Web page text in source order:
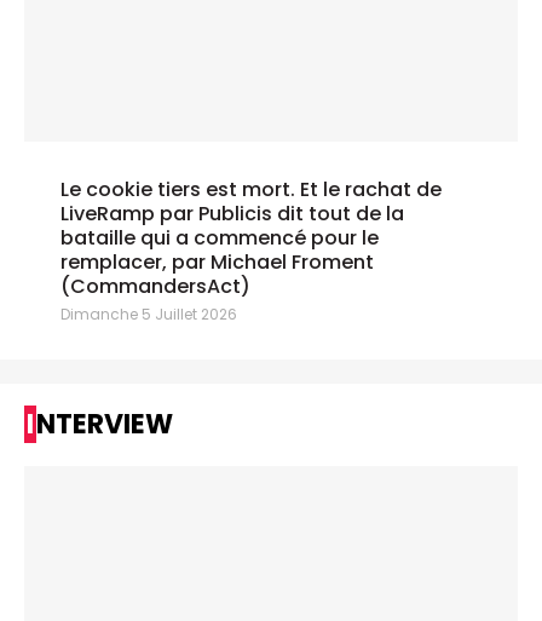
Le cookie tiers est mort. Et le rachat de
LiveRamp par Publicis dit tout de la
bataille qui a commencé pour le
remplacer, par Michael Froment
(CommandersAct)
Dimanche 5 Juillet 2026
INTERVIEW